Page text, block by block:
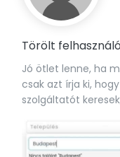
Törölt felhasználó
Jó ötlet lenne, ha
csak azt írja ki,
szolgáltatót